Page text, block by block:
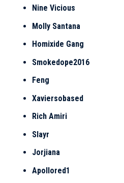
Nine Vicious
Molly Santana
Homixide Gang
Smokedope2016
Feng
Xaviersobased
Rich Amiri
Slayr
Jorjiana
Apollored1